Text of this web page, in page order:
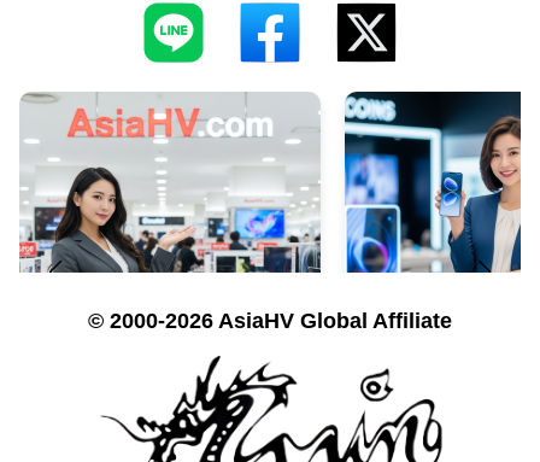
© 2000-2026 AsiaHV Global Affiliate